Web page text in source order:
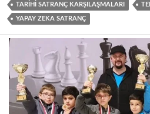
TARIHI SATRANÇ KARŞILAŞMALARI
YAPAY ZEKA SATRANÇ